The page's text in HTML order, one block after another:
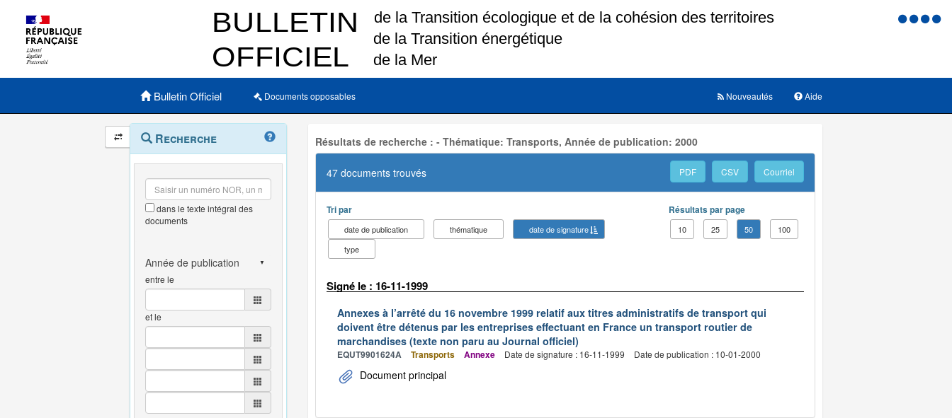
Menu
Menu principal
Bulletin Officiel Documents opposables Aide
Nouveautés
Navigation
et
outils
annexes
Menu
contextuel
Recherche
dans le texte intégral des
documents
entre le
et le
Résultats de recherche : - Thématique: Transports, Année de publication: 2000
47 documents trouvés PDF CSV Courriel
Tri par
date de publication thématique
date de signature
type
Résultats par page
10 25 50 100
Signé le : 16-11-1999
Annexes à l’arrêté du 16 novembre 1999 relatif aux titres administratifs de transport qui
doivent être détenus par les entreprises effectuant en France un transport routier de
marchandises (texte non paru au Journal officiel)
EQUT9901624A Transports Annexe Date de signature : 16-11-1999 Date de publication : 10-01-2000
Document principal